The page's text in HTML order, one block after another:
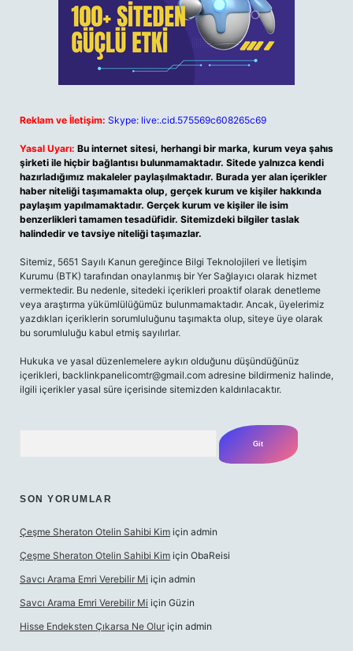
Reklam ve İletişim: Skype: live:.cid.575569c608265c69
Yasal Uyarı: Bu internet sitesi, herhangi bir marka, kurum veya şahıs
şirketi ile hiçbir bağlantısı bulunmamaktadır. Sitede yalnızca kendi
hazırladığımız makaleler paylaşılmaktadır. Burada yer alan içerikler
haber niteliği taşımamakta olup, gerçek kurum ve kişiler hakkında
paylaşım yapılmamaktadır. Gerçek kurum ve kişiler ile isim
benzerlikleri tamamen tesadüfidir. Sitemizdeki bilgiler taslak
halindedir ve tavsiye niteliği taşımazlar.
Sitemiz, 5651 Sayılı Kanun gereğince Bilgi Teknolojileri ve İletişim
Kurumu (BTK) tarafından onaylanmış bir Yer Sağlayıcı olarak hizmet
vermektedir. Bu nedenle, sitedeki içerikleri proaktif olarak denetleme
veya araştırma yükümlülüğümüz bulunmamaktadır. Ancak, üyelerimiz
yazdıkları içeriklerin sorumluluğunu taşımakta olup, siteye üye olarak
bu sorumluluğu kabul etmiş sayılırlar.
Hukuka ve yasal düzenlemelere aykırı olduğunu düşündüğünüz
içerikleri, backlinkpanelicomtr@gmail.com adresine bildirmeniz halinde,
ilgili içerikler yasal süre içerisinde sitemizden kaldırılacaktır.
SON YORUMLAR
Çeşme Sheraton Otelin Sahibi Kim için admin
Çeşme Sheraton Otelin Sahibi Kim için ObaReisi
Savcı Arama Emri Verebilir Mi için admin
Savcı Arama Emri Verebilir Mi için Güzin
Hisse Endeksten Çıkarsa Ne Olur için admin